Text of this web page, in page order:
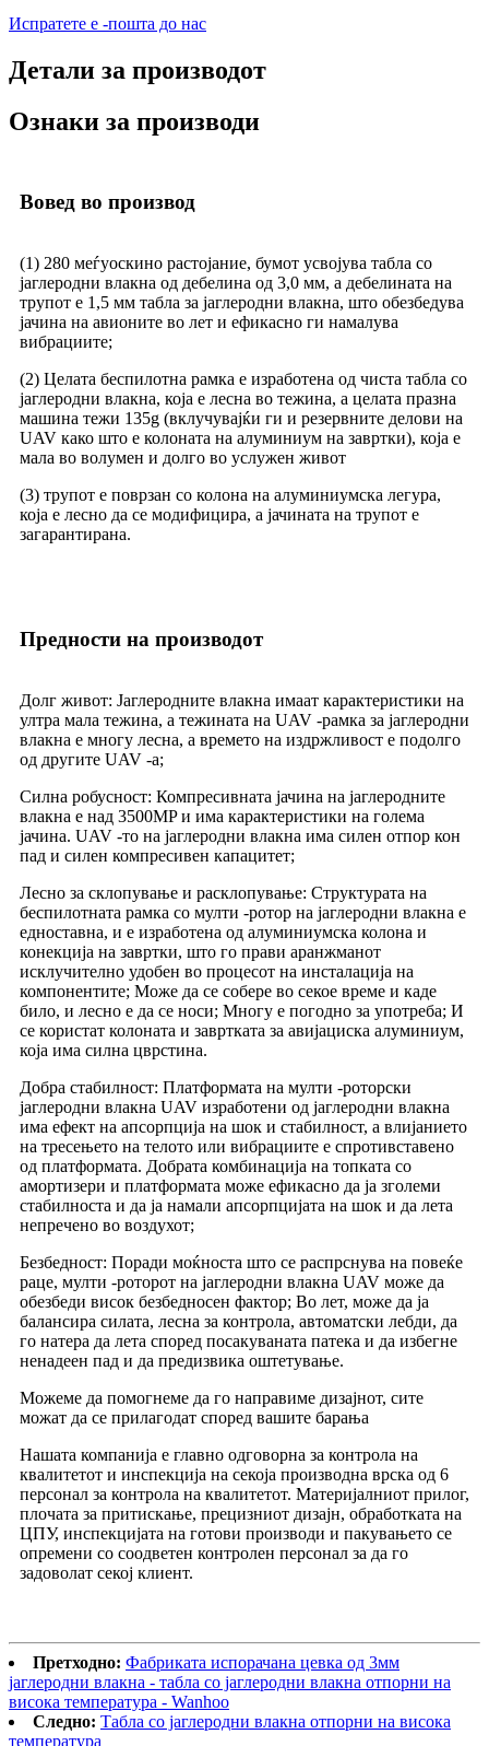
Испратете е -пошта до нас
Детали за производот
Ознаки за производи
Вовед во производ
(1) 280 меѓуоскино растојание, бумот усвојува табла со
јаглеродни влакна од дебелина од 3,0 мм, а дебелината на
трупот е 1,5 мм табла за јаглеродни влакна, што обезбедува
јачина на авионите во лет и ефикасно ги намалува
вибрациите;
(2) Целата беспилотна рамка е изработена од чиста табла со
јаглеродни влакна, која е лесна во тежина, а целата празна
машина тежи 135g (вклучувајќи ги и резервните делови на
UAV како што е колоната на алуминиум на завртки), која е
мала во волумен и долго во услужен живот
(3) трупот е поврзан со колона на алуминиумска легура,
која е лесно да се модифицира, а јачината на трупот е
загарантирана.
Предности на производот
Долг живот: Јаглеродните влакна имаат карактеристики на
ултра мала тежина, а тежината на UAV -рамка за јаглеродни
влакна е многу лесна, а времето на издржливост е подолго
од другите UAV -а;
Силна робусност: Компресивната јачина на јаглеродните
влакна е над 3500MP и има карактеристики на голема
јачина. UAV -то на јаглеродни влакна има силен отпор кон
пад и силен компресивен капацитет;
Лесно за склопување и расклопување: Структурата на
беспилотната рамка со мулти -ротор на јаглеродни влакна е
едноставна, и е изработена од алуминиумска колона и
конекција на завртки, што го прави аранжманот
исклучително удобен во процесот на инсталација на
компонентите; Може да се собере во секое време и каде
било, и лесно е да се носи; Многу е погодно за употреба; И
се користат колоната и завртката за авијациска алуминиум,
која има силна цврстина.
Добра стабилност: Платформата на мулти -роторски
јаглеродни влакна UAV изработени од јаглеродни влакна
има ефект на апсорпција на шок и стабилност, а влијанието
на тресењето на телото или вибрациите е спротивставено
од платформата. Добрата комбинација на топката со
амортизери и платформата може ефикасно да ја зголеми
стабилноста и да ја намали апсорпцијата на шок и да лета
непречено во воздухот;
Безбедност: Поради моќноста што се распрснува на повеќе
раце, мулти -роторот на јаглеродни влакна UAV може да
обезбеди висок безбедносен фактор; Во лет, може да ја
балансира силата, лесна за контрола, автоматски лебди, да
го натера да лета според посакуваната патека и да избегне
ненадеен пад и да предизвика оштетување.
Можеме да помогнеме да го направиме дизајнот, сите
можат да се прилагодат според вашите барања
Нашата компанија е главно одговорна за контрола на
квалитетот и инспекција на секоја производна врска од 6
персонал за контрола на квалитетот. Материјалниот прилог,
плочата за притискање, прецизниот дизајн, обработката на
ЦПУ, инспекцијата на готови производи и пакувањето се
опремени со соодветен контролен персонал за да го
задоволат секој клиент.
Претходно: Фабриката испорачана цевка од 3мм
јаглеродни влакна - табла со јаглеродни влакна отпорни на
висока температура - Wanhoo
Следно: Табла со јаглеродни влакна отпорни на висока
температура